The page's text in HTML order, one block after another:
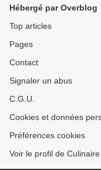
Hébergé par Overblog
Top articles
Pages
Contact
Signaler un abus
C.G.U.
Cookies et données
Préférences cookies
Voir le profil de